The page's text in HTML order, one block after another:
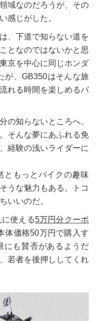
域なのだろうが、その
感じがした。
、下道で知らない道を
となのではないかと思
京を中心に同じホンダ
が、GB350はそんな旅
れる時間を楽しめるバ
の知らないところへ、
そんな夢にあふれる免
経験の浅いライダーに
ともっとバイクの趣味
うな魅力もある。トコ
いいのだ。
使える5万円分クーポ
体価格50万円で購入す
にも賛否があるようだ
若者を後押ししてくれ